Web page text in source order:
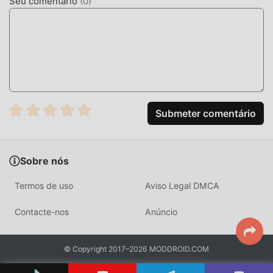
Submeter comentário
Sobre nós
Termos de uso Aviso Legal DMCA
Contacte-nos Anúncio
© Copyright 2017–2026 MODDROID.COM